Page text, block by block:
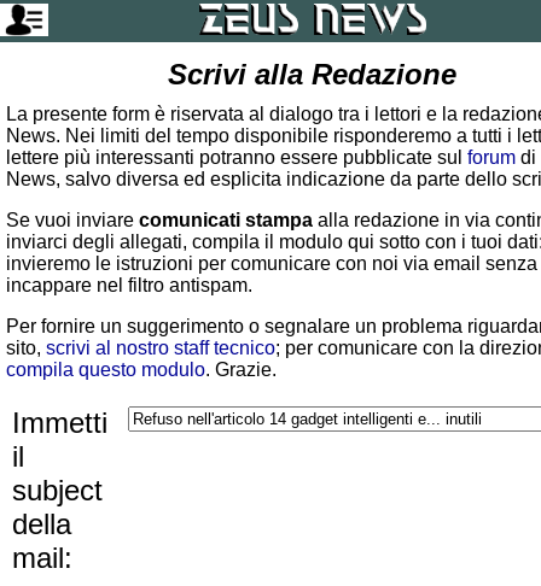
Scrivi alla Redazione
La presente form è riservata al dialogo tra i lettori e la
News. Nei limiti del tempo disponibile risponderemo a tutti i
lettere più interessanti potranno essere pubblicate sul forum di
News, salvo diversa ed esplicita indicazione da parte dello
Se vuoi inviare comunicati stampa alla redazione in via
inviarci degli allegati, compila il modulo qui sotto con i tuoi
invieremo le istruzioni per comunicare con noi via email senza
incappare nel filtro antispam.
Per fornire un suggerimento o segnalare un problema
sito, scrivi al nostro staff tecnico; per comunicare con la
compila questo modulo. Grazie.
Immetti
il
subject
della
mail: